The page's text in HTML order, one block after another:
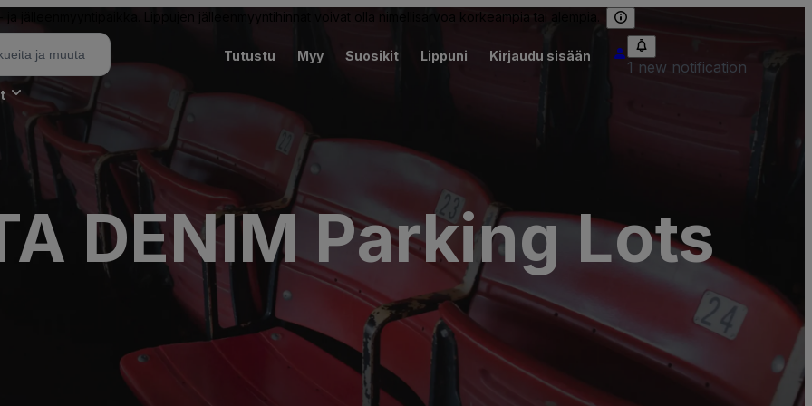
ja jälleenmyyntipaikka. Lippujen jälleenmyyntihinnat voivat olla nimellisarvoa korkeampia tai alempia.
Tutustu Myy Suosikit Lippuni Kirjaudu sisään
1 new notification
DENIM Parking Lots